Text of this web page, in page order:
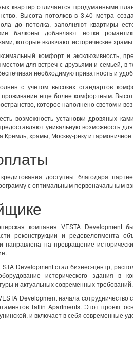
квартир отличается продуманными
Высота потолков в 3,40 метра
до потолка, заполняют квартиры
балконы добавляют нотки
которые включают исторические
комфорт и эксклюзивность,
для встреч с друзьями и семьей,
необходимую приватность и
с учетом высоких стандартов
проживание еще более комфортным.
которое наполнено светом и
возможность установки дровяных
уникальную возможность
храмы, Москву-реку и
доступны благодаря
с оптимальным первоначальным
компания VESTA
реконструкции и редевелопмента
направлена на превращение
Development стал бизнес-центр,
исторического здания в
и актуальных современных требований.
Development начала
Tatlin Apartments. Этот проект
и включает в себя современные